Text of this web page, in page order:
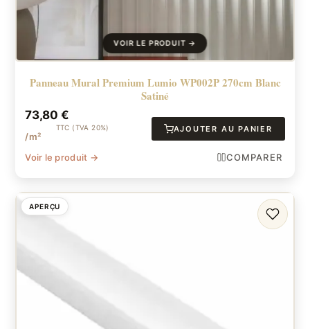
Panneau Mural Premium Lumio WP002P 270cm Blanc
Satiné
73,80€
TTC (TVA 20%)
/m²
AJOUTER AU PANIER
Voir le produit → COMPARER
APERÇU